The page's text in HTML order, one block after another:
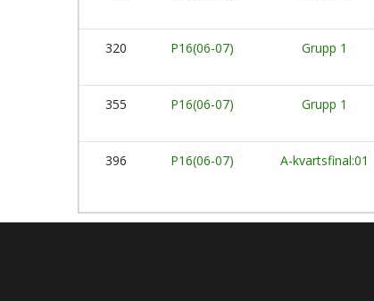
320 P16(06-07) Grupp 1
355 P16(06-07) Grupp 1
396 P16(06-07) A-kvartsfinal:01